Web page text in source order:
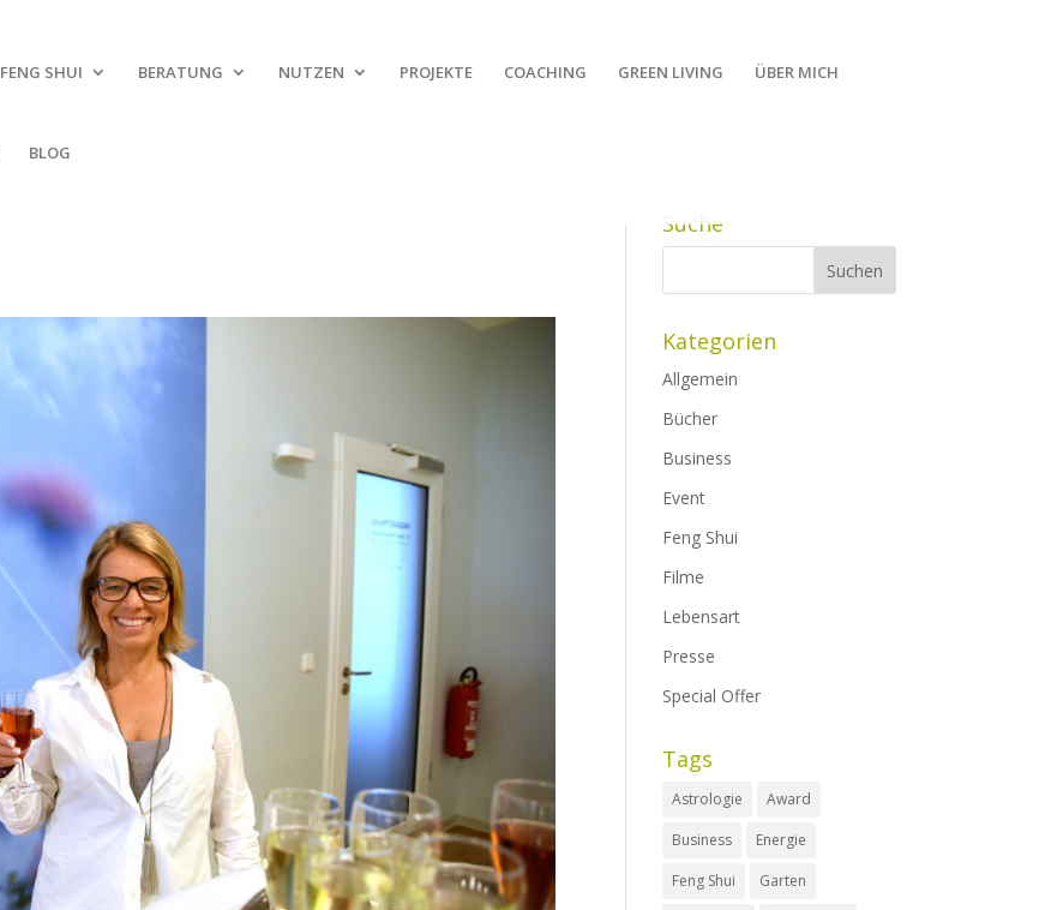
FENG SHUI BERATUNG NUTZEN PROJEKTE COACHING GREEN LIVING ÜBER MICH
BLOG
Suche
Kategorien
Allgemein
Bücher
Business
Event
Feng Shui
Filme
Lebensart
Presse
Special Offer
Tags
Astrologie
Award
Business
Energie
Feng Shui
Garten